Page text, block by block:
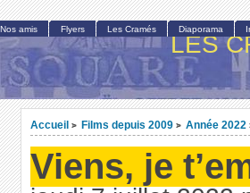
LES
Accueil > Films depuis 2009 > Année 2022
Viens, je
Nos amis Flyers Les Cramés Diaporama